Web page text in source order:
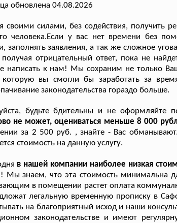
обновлена 04.08.2026
своими силами, без содействия, получить
человека.Если у вас нет времени без
заполнять заявления, а так же сложное
отрицательный ответ, пока не
написать к нам! Мы сохраним не только
вы смогли бы заработать за
законодательства гораздо больше.
будьте бдительны и не оформляйте
не может, оцениваться меньше 8 000
за 2 500 руб. , знайте - Вас
стоимость на данную услугу.
в нашей компании наиболее низкая
Мы знаем, что эта стоимость минимальна
в помещении растет оплата
легальную временную прописку в
на благоприятный исход и наши
законодательстве и имеют